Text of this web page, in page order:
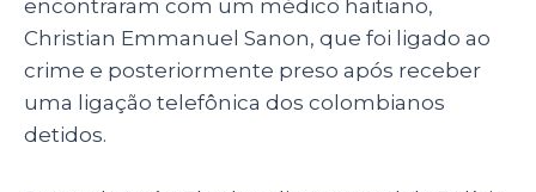
encontraram com um médico haitiano,
Christian Emmanuel Sanon, que foi ligado ao
crime e posteriormente preso após receber
uma ligação telefônica dos colombianos
detidos.